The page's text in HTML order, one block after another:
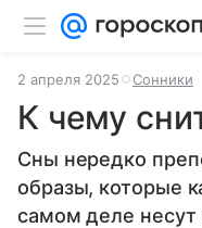
2 апреля 2025 Сонники
К чему
Сны нередко
образы, которые
самом деле несут